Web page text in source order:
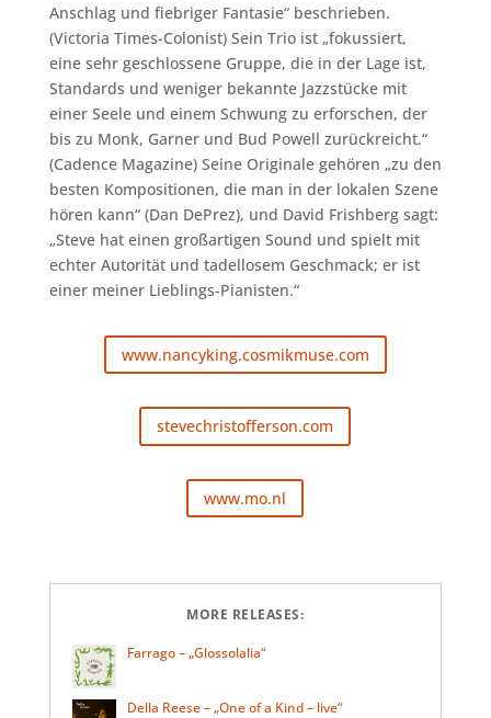
Anschlag und fiebriger Fantasie“ beschrieben.
(Victoria Times-Colonist) Sein Trio ist „fokussiert,
eine sehr geschlossene Gruppe, die in der Lage ist,
Standards und weniger bekannte Jazzstücke mit
einer Seele und einem Schwung zu erforschen, der
bis zu Monk, Garner und Bud Powell zurückreicht.“
(Cadence Magazine) Seine Originale gehören „zu den
besten Kompositionen, die man in der lokalen Szene
hören kann“ (Dan DePrez), und David Frishberg sagt:
„Steve hat einen großartigen Sound und spielt mit
echter Autorität und tadellosem Geschmack; er ist
einer meiner Lieblings-Pianisten.“
www.nancyking.cosmikmuse.com
stevechristofferson.com
www.mo.nl
MORE RELEASES:
Farrago – „Glossolalia“
Della Reese – „One of a Kind – live“